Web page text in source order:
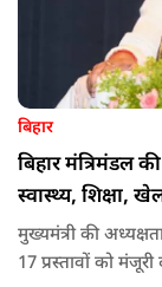
बिहार
बिहार मंत्रिमंडल
स्वास्थ्य, शिक्षा,
मुख्यमंत्री की
17 प्रस्तावों को